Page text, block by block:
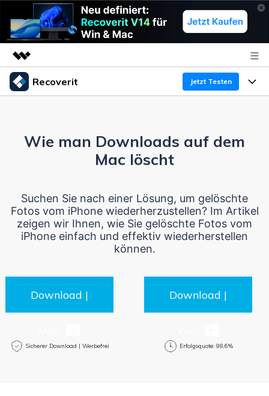
Top-Produkte
Überblick
Über uns
Shop
Support
Recoverit Jetzt Testen
Recoverit für Windows
Kostenlos Testen
Recoverit für Mac
KI
Kostenlos Testen
Funktionen
Gel?schte Medien wiederherstellen
Exklusive Wiederherstellungsl?sungen Neu
Datenverlust-Szenarien
ALLE FUNKTIONEN ENTDECKEN
Warum Recoverit
Experte für Datenrettung
Aktuelles Thema
Guide
Wie man Downloads auf dem
Mac löscht
Suchen Sie nach einer Lösung, um gelöschte
Fotos vom iPhone wiederherzustellen? Im Artikel
zeigen wir Ihnen, wie Sie gelöschte Fotos vom
iPhone einfach und effektiv wiederherstellen
können.
Download |
Sicherer Download | Werbefrei
Download |
Erfolgsquote: 98,6%